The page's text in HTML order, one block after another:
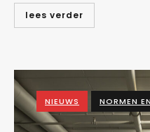
lees verder
NIEUWS NORMEN